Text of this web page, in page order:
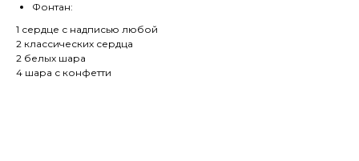
Фонтан:
1 сердце с надписью любой
2 классических сердца
2 белых шара
4 шара с конфетти